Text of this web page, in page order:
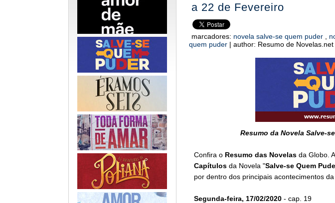
a 22 de Fevereiro
marcadores: novela salve-se quem puder
quem puder | author: Resumo de Novelas.net
Resumo da Novela Salve-
Confira o Resumo das Novelasda Globo.
Capítulosda Novela "Salve-se Quem
por dentro dos principais acontecimentos da
Segunda-feira, 17/02/2020- cap. 19